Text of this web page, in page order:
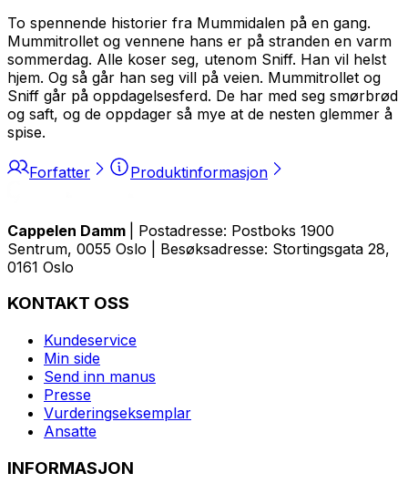
To spennende historier fra Mummidalen på en gang.
Mummitrollet og vennene hans er på stranden en varm
sommerdag. Alle koser seg, utenom Sniff. Han vil helst
hjem. Og så går han seg vill på veien. Mummitrollet og
Sniff går på oppdagelsesferd. De har med seg smørbrød
og saft, og de oppdager så mye at de nesten glemmer å
spise.
Forfatter Produktinformasjon
Cappelen Damm
| Postadresse: Postboks 1900
Sentrum, 0055 Oslo | Besøksadresse: Stortingsgata 28,
0161 Oslo
KONTAKT OSS
Kundeservice
Min side
Send inn manus
Presse
Vurderingseksemplar
Ansatte
INFORMASJON